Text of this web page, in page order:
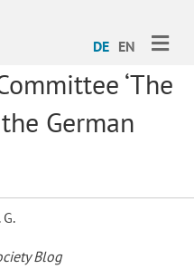
DE EN
‘The
German
G.
Blog